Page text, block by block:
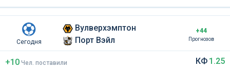
Сегодня
Вулверхэмптон
Порт Вэйл
+44
Прогнозов
+10 Чел. поставили
КФ 1.25